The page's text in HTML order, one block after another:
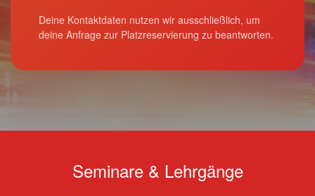
Deine Kontaktdaten nutzen wir ausschließlich, um
deine Anfrage zur Platzreservierung zu beantworten.
Seminare & Lehrgänge